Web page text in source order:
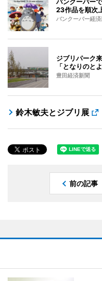
23作品を順次
バンクーバー経済
ジブリパーク
「となりのと
豊田経済新聞
鈴木敏夫とジブリ展
前の記事